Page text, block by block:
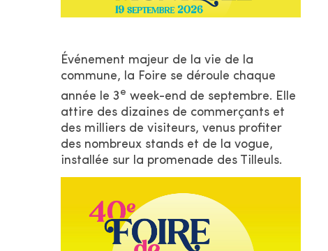
Événement majeur de la vie de la
commune, la Foire se déroule chaque
année le 3 e week-end de septembre. Elle
attire des dizaines de commerçants et
des milliers de visiteurs, venus profiter
des nombreux stands et de la vogue,
installée sur la promenade des Tilleuls.